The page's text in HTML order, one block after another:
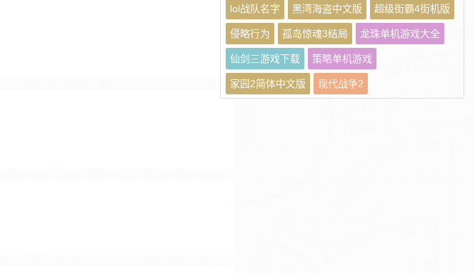
lol战队名字 黑湾海盗中文版 超级街霸4街机版
侵略行为 孤岛惊魂3结局 龙珠单机游戏大全
仙剑三游戏下载 策略单机游戏
家园2简体中文版 现代战争2